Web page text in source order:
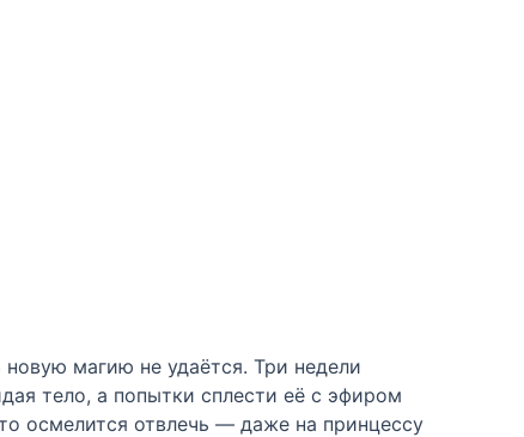
магию не удаётся. Три недели
тело, а попытки сплести её с эфиром
осмелится отвлечь — даже на принцессу